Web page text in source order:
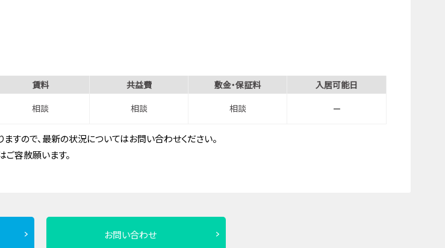
賃料 共益費 敷金・保証料
入居可能日
相談 相談 相談 －
ので、最新の状況についてはお問い合わせください。
容赦願います。
お問い合わせ